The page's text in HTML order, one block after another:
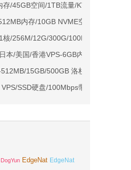
港IX/双端独立IP/香港原生IP
软银等线路
络
100GB NVMe/5TB@10Gbps/免费
端口/KVM/洛杉矶
/45GB空间/1TB流量/KVM/洛杉矶
内存/10GB NVME空间/不限流量
/256M/12G/300G/100M 洛杉矶mc
本/美国/香港VPS-6GB内存70元/月起
15GB/500GB 洛杉矶
SSD硬盘/100Mbps带宽/不限流量/
DogYun EdgeNat EdgeNat